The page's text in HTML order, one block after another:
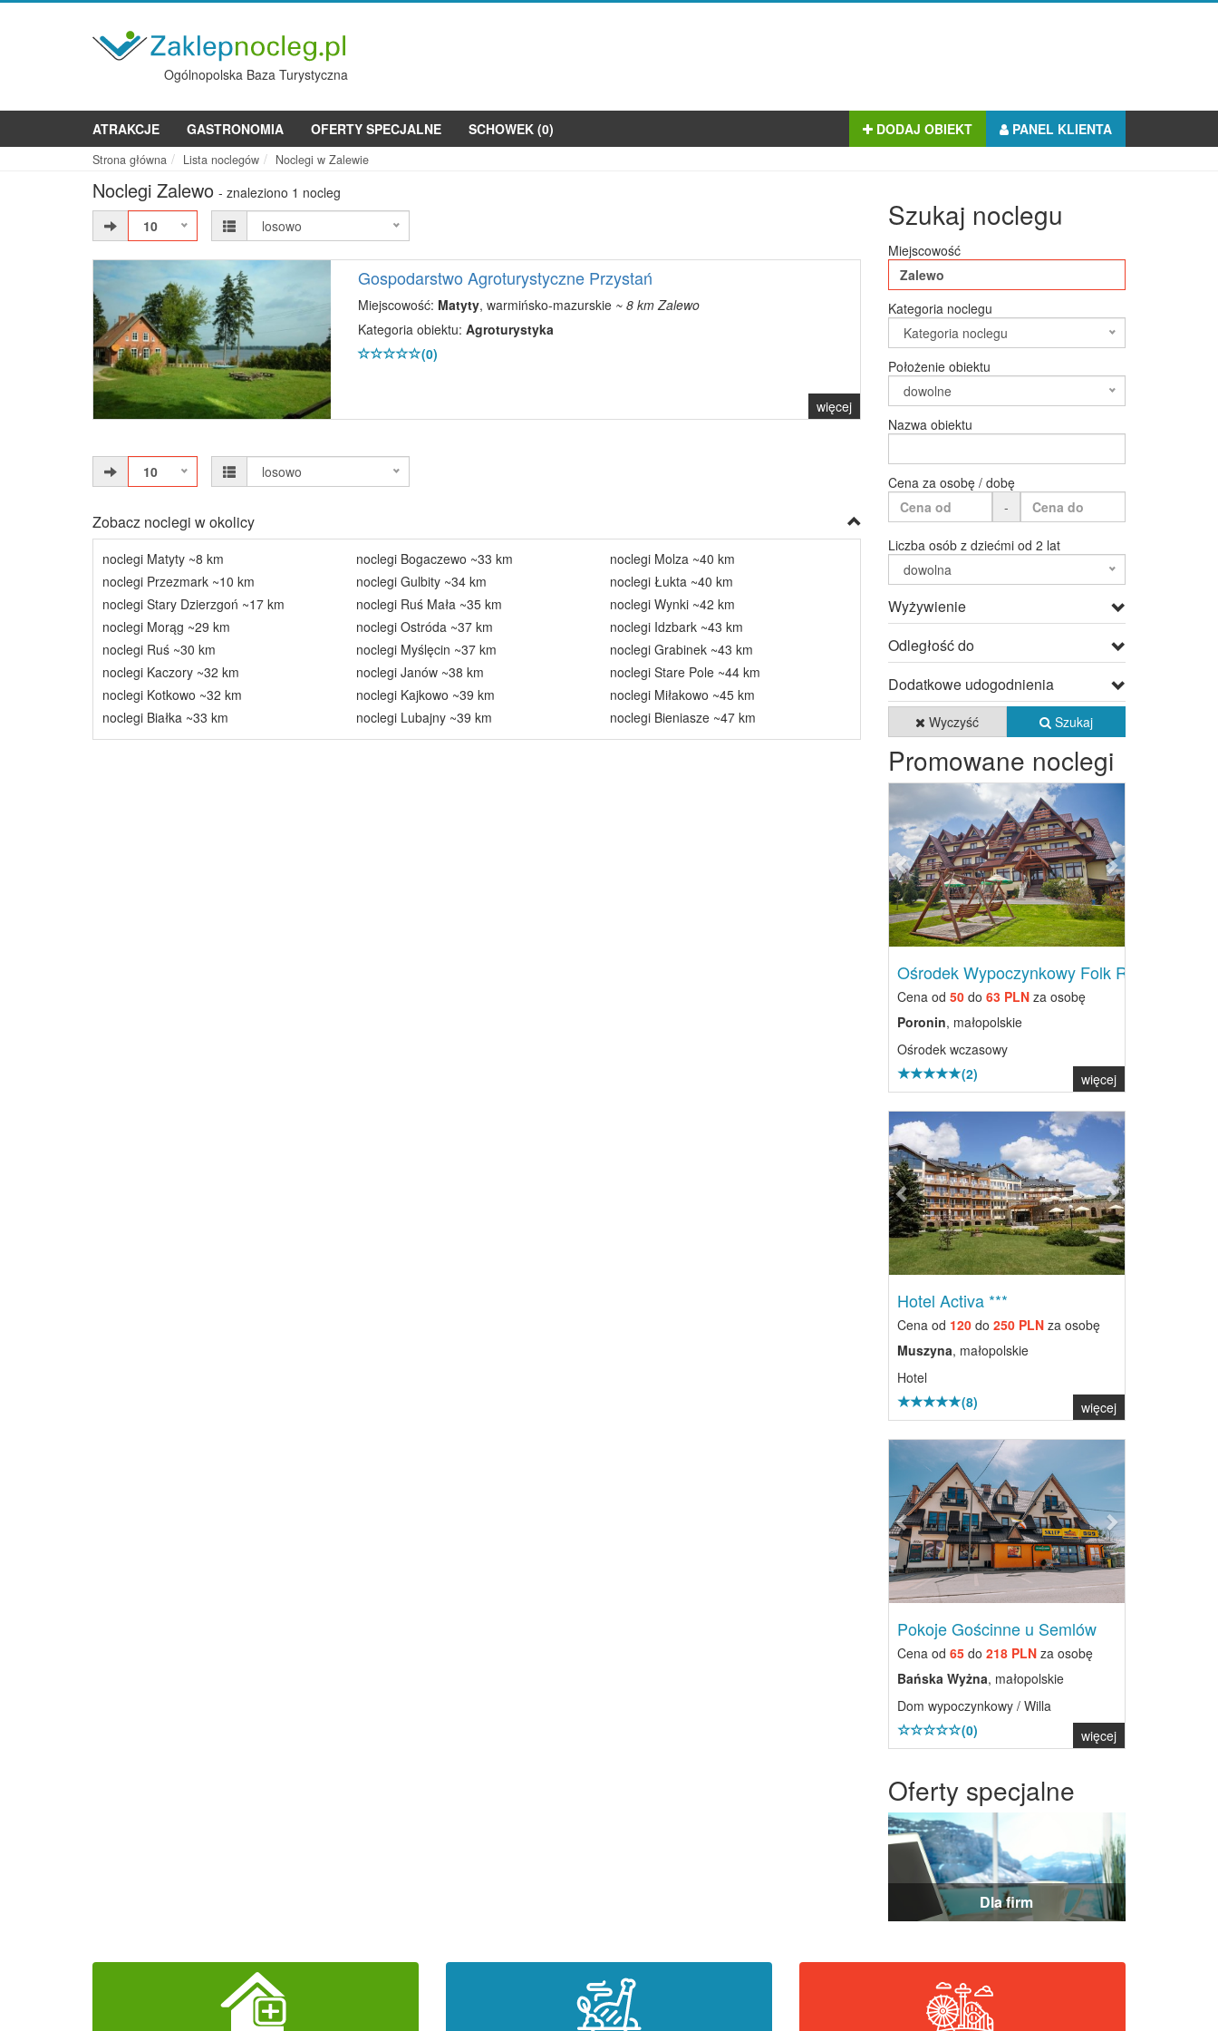
Ogólnopolska Baza Turystyczna
ATRAKCJE GASTRONOMIA OFERTY SPECJALNE SCHOWEK (0) DODAJ OBIEKT PANEL KLIENTA
Strona główna Lista noclegów Noclegi w Zalewie
Noclegi Zalewo - znaleziono 1 nocleg
10
losowo
Gospodarstwo Agroturystyczne Przystań
Miejscowość: Matyty, warmińsko-mazurskie ~ 8 km Zalewo
Kategoria obiektu: Agroturystyka
(0)
więcej
10 losowo
Zobacz noclegi w okolicy
noclegi Matyty ~8 km
noclegi Przezmark ~10 km
noclegi Stary Dzierzgoń ~17 km
noclegi Morąg ~29 km
noclegi Ruś ~30 km
noclegi Kaczory ~32 km
noclegi Kotkowo ~32 km
noclegi Białka ~33 km
noclegi Bogaczewo ~33 km
noclegi Gulbity ~34 km
noclegi Ruś Mała ~35 km
noclegi Ostróda ~37 km
noclegi Myślęcin ~37 km
noclegi Janów ~38 km
noclegi Kajkowo ~39 km
noclegi Lubajny ~39 km
noclegi Molza ~40 km
noclegi Łukta ~40 km
noclegi Wynki ~42 km
noclegi Idzbark ~43 km
noclegi Grabinek ~43 km
noclegi Stare Pole ~44 km
noclegi Miłakowo ~45 km
noclegi Bieniasze ~47 km
Szukaj noclegu
Miejscowość
Kategoria noclegu
Kategoria noclegu
Położenie obiektu
dowolne
Nazwa obiektu
Cena za osobę / dobę
-
Liczba osób z dziećmi od 2 lat
dowolna
Wyżywienie
Odległość do
Dodatkowe udogodnienia
Wyczyść Szukaj
Promowane noclegi
Previous
Ośrodek Wypoczynkowy Folk Res...
Cena od 50do 63 PLNza osobę
Poronin, małopolskie
Ośrodek wczasowy
(2)
więcej
Previous Next
Hotel Activa ***
Cena od 120do 250 PLNza osobę
Muszyna, małopolskie
Hotel
(8)
więcej
Previous Next
Pokoje Gościnne u Semlów
Cena od 65do 218 PLNza osobę
Bańska Wyżna, małopolskie
Dom wypoczynkowy / Willa
(0)
więcej
Oferty specjalne
Dla firm